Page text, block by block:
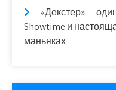
«Декстер» —
Showtime и
маньяках